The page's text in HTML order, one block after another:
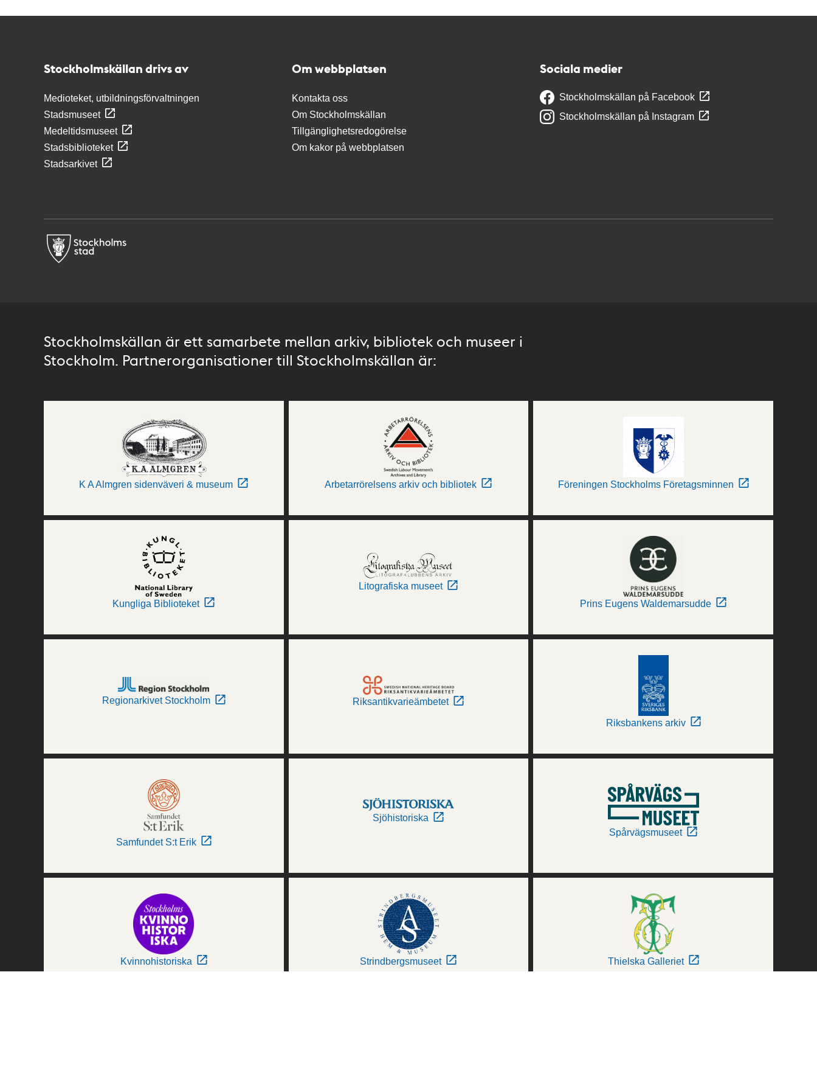
Stockholmskällan drivs av
Medioteket, utbildningsförvaltningen
Stadsmuseet
Medeltidsmuseet
Stadsbiblioteket
Stadsarkivet
Om webbplatsen
Kontakta oss
Om Stockholmskällan
Tillgänglighetsredogörelse
Om kakor på webbplatsen
Sociala medier
Stockholmskällan på Facebook
Stockholmskällan på Instagram
Stockholmskällan är ett samarbete mellan arkiv, bibliotek och museer i
Stockholm. Partnerorganisationer till Stockholmskällan är:
K A Almgren sidenväveri & museum Arbetarrörelsens arkiv och bibliotek Föreningen Stockholms Företagsminnen
Kungliga Biblioteket
Litografiska museet
Prins Eugens Waldemarsudde
Regionarkivet Stockholm Riksantikvarieämbetet
Riksbankens arkiv
Samfundet S:t Erik
Sjöhistoriska
Spårvägsmuseet
Kvinnohistoriska Strindbergsmuseet Thielska Galleriet